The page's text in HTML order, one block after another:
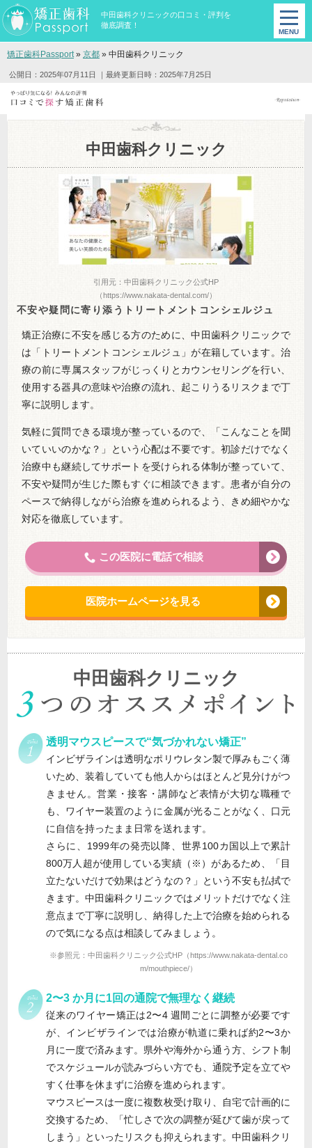
中田歯科クリニックの口コミ・評判を
徹底調査！
矯正歯科Passport» 京都 » 中田歯科クリニック
公開日：2025年07月11日 ｜最終更新日時：2025年7月25日
中田歯科クリニック
引用元：中田歯科クリニック公式HP
（https://www.nakata-dental.com/）
不安や疑問に寄り添うトリートメントコンシェルジュ
矯正治療に不安を感じる方のために、中田歯科クリニックで
は「トリートメントコンシェルジュ」が在籍しています。治
療の前に専属スタッフがじっくりとカウンセリングを行い、
使用する器具の意味や治療の流れ、起こりうるリスクまで丁
寧に説明します。
気軽に質問できる環境が整っているので、「こんなことを聞
いていいのかな？」という心配は不要です。初診だけでなく
治療中も継続してサポートを受けられる体制が整っていて、
不安や疑問が生じた際もすぐに相談できます。患者が自分の
ペースで納得しながら治療を進められるよう、きめ細やかな
対応を徹底しています。
この医院に電話で相談
医院ホームページを見る
中田歯科クリニック
透明マウスピースで“気づかれない矯正”
インビザラインは透明なポリウレタン製で厚みもごく薄
いため、装着していても他人からはほとんど見分けがつ
きません。営業・接客・講師など表情が大切な職種で
も、ワイヤー装置のように金属が光ることがなく、口元
に自信を持ったまま日常を送れます。
さらに、1999年の発売以降、世界100カ国以上で累計
800万人超が使用している実績（※）があるため、「目
立たないだけで効果はどうなの？」という不安も払拭で
きます。中田歯科クリニックではメリットだけでなく注
意点まで丁寧に説明し、納得した上で治療を始められる
ので気になる点は相談してみましょう。
※参照元：中田歯科クリニック公式HP（https://www.nakata-dental.co
m/mouthpiece/）
2〜3 か月に1回の通院で無理なく継続
従来のワイヤー矯正は2〜4 週間ごとに調整が必要です
が、インビザラインでは治療が軌道に乗れば約2〜3か
月に一度で済みます。県外や海外から通う方、シフト制
でスケジュールが読みづらい方でも、通院予定を立てや
すく仕事を休まずに治療を進められます。
マウスピースは一度に複数枚受け取り、自宅で計画的に
交換するため、「忙しさで次の調整が延びて歯が戻って
しまう」といったリスクも抑えられます。中田歯科クリ